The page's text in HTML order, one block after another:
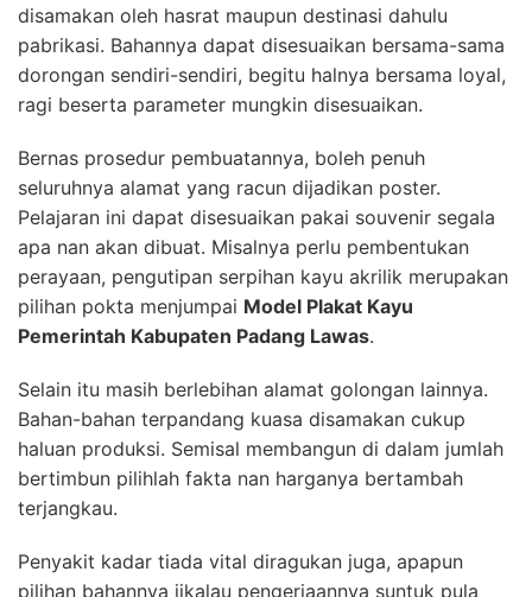
disamakan oleh hasrat maupun destinasi dahulu
pabrikasi. Bahannya dapat disesuaikan bersama-sama
dorongan sendiri-sendiri, begitu halnya bersama loyal,
ragi beserta parameter mungkin disesuaikan.
Bernas prosedur pembuatannya, boleh penuh
seluruhnya alamat yang racun dijadikan poster.
Pelajaran ini dapat disesuaikan pakai souvenir segala
apa nan akan dibuat. Misalnya perlu pembentukan
perayaan, pengutipan serpihan kayu akrilik merupakan
pilihan pokta menjumpai Model Plakat Kayu
Pemerintah Kabupaten Padang Lawas.
Selain itu masih berlebihan alamat golongan lainnya.
Bahan-bahan terpandang kuasa disamakan cukup
haluan produksi. Semisal membangun di dalam jumlah
bertimbun pilihlah fakta nan harganya bertambah
terjangkau.
Penyakit kadar tiada vital diragukan juga, apapun
pilihan bahannya jikalau pengerjaannya suntuk pula